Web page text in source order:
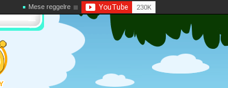
Mese reggelre